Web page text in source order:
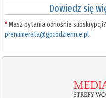
Dowiedz się
*Masz pytania odnośnie
prenumerata@gpcodziennie.pl